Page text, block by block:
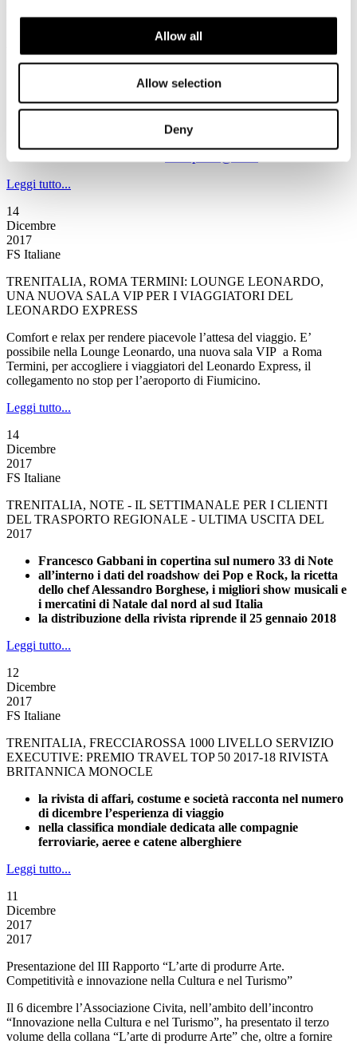
Allow all
Allow selection
Deny
FS Italiane
AMORE BINARIO: NUOVE STORIE SCELTE E RACCOLTE
DIRETTAMENTE IN STAZIONE
da Paolo Labati per la nuova stagione di Amore binario
durante le festività natalizie
prima tappa – oggi 15 dicembre – a Napoli Centrale
continua il viaggio di Caterpillar RaiRadio2 e FS Italiane
Leggi tutto...
14
Dicembre
2017
FS Italiane
TRENITALIA, ROMA TERMINI: LOUNGE LEONARDO,
UNA NUOVA SALA VIP PER I VIAGGIATORI DEL
LEONARDO EXPRESS
Comfort e relax per rendere piacevole l’attesa del viaggio. E’
possibile nella Lounge Leonardo, una nuova sala VIP a Roma
Termini, per accogliere i viaggiatori del Leonardo Express, il
collegamento no stop per l’aeroporto di Fiumicino.
Leggi tutto...
14
Dicembre
2017
FS Italiane
TRENITALIA, NOTE - IL SETTIMANALE PER I CLIENTI
DEL TRASPORTO REGIONALE - ULTIMA USCITA DEL
2017
Francesco Gabbani in copertina sul numero 33 di Note
all’interno i dati del roadshow dei Pop e Rock, la ricetta
dello chef Alessandro Borghese, i migliori show musicali e
i mercatini di Natale dal nord al sud Italia
la distribuzione della rivista riprende il 25 gennaio 2018
Leggi tutto...
12
Dicembre
2017
FS Italiane
TRENITALIA, FRECCIAROSSA 1000 LIVELLO SERVIZIO
EXECUTIVE: PREMIO TRAVEL TOP 50 2017-18 RIVISTA
BRITANNICA MONOCLE
la rivista di affari, costume e società racconta nel numero
di dicembre l’esperienza di viaggio
nella classifica mondiale dedicata alle compagnie
ferroviarie, aeree e catene alberghiere
Leggi tutto...
11
Dicembre
2017
2017
Presentazione del III Rapporto “L’arte di produrre Arte.
Competitività e innovazione nella Cultura e nel Turismo”
Il 6 dicembre l’Associazione Civita, nell’ambito dell’incontro
“Innovazione nella Cultura e nel Turismo”, ha presentato il terzo
volume della collana “L’arte di produrre Arte” che, oltre a fornire